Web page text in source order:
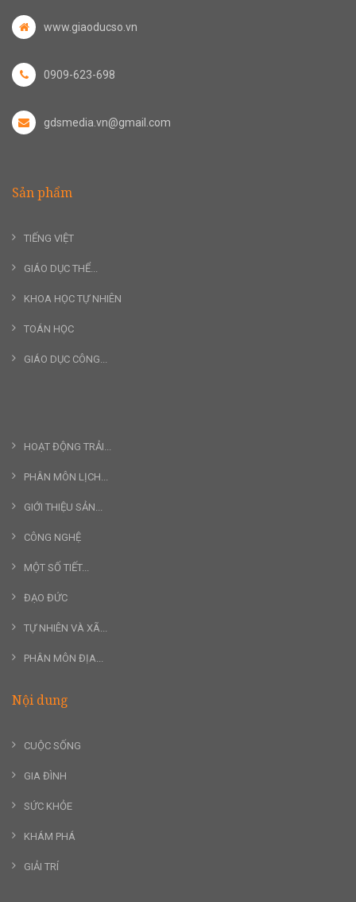
www.giaoducso.vn
0909-623-698
gdsmedia.vn@gmail.com
Sản phẩm
TIẾNG VIỆT
GIÁO DỤC THỂ...
KHOA HỌC TỰ NHIÊN
TOÁN HỌC
GIÁO DỤC CÔNG...
HOẠT ĐỘNG TRẢI...
PHÂN MÔN LỊCH...
GIỚI THIỆU SẢN...
CÔNG NGHỆ
MỘT SỐ TIẾT...
ĐẠO ĐỨC
TỰ NHIÊN VÀ XÃ...
PHÂN MÔN ĐỊA...
Nội dung
CUỘC SỐNG
GIA ĐÌNH
SỨC KHỎE
KHÁM PHÁ
GIẢI TRÍ